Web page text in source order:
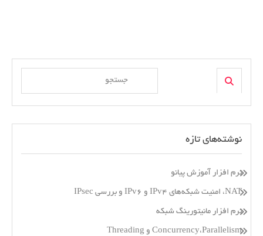
نوشته‌های تازه
نرم افزار آموزش پیانو
NAT، امنیت شبکه‌های IPv4 و IPv6 و بررسی IPsec
نرم افزار مانیتورینگ شبکه
Concurrency،Parallelism و Threading